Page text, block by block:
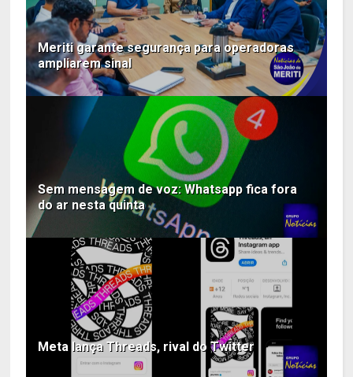
Meriti garante segurança para operadoras
ampliarem sinal
Sem mensagem de voz: Whatsapp fica fora
do ar nesta quinta
Meta lança Threads, rival do Twitter